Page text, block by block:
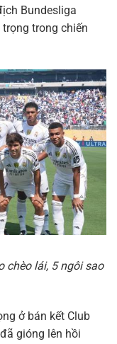
Bundesliga
trong chiến
chèo lái, 5 ngôi sao
ở bán kết Club
gióng lên hồi